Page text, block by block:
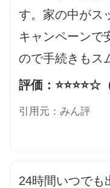
す。家の中がス
キャンペーンで
ので手続きもス
評価：⭐️⭐️⭐️⭐️☆
引用元：みん評
24時間いつでも